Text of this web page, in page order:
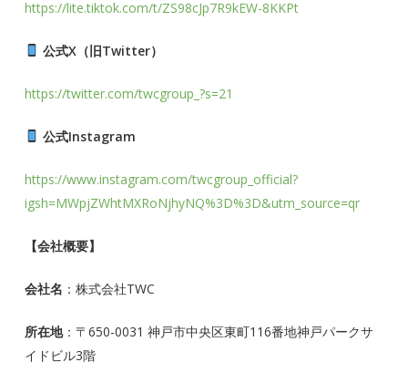
https://lite.tiktok.com/t/ZS98cJp7R9kEW-8KKPt
公式X（旧Twitter）
https://twitter.com/twcgroup_?s=21
公式Instagram
https://www.instagram.com/twcgroup_official?
igsh=MWpjZWhtMXRoNjhyNQ%3D%3D&utm_source=qr
【会社概要】
会社名 ：株式会社TWC
所在地：〒650-0031 神戸市中央区東町116番地神戸パークサ
イドビル3階